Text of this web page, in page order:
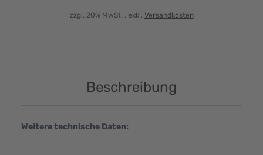
zzgl. 20% MwSt. , exkl. Versandkosten
Beschreibung
Weitere technische Daten: